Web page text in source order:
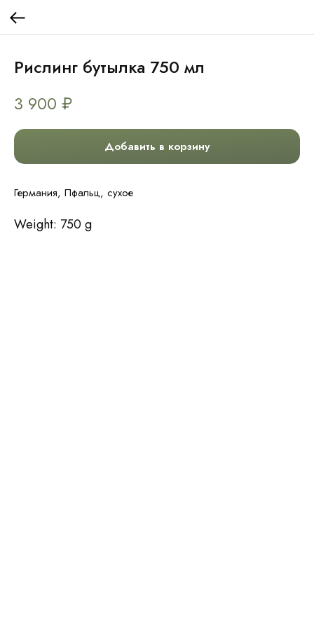
Рислинг бутылка 750 мл
3 900 ₽
Добавить в корзину
Германия, Пфальц, сухое
Weight: 750 g